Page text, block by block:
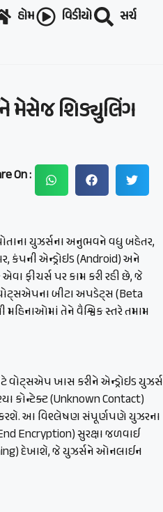
હોમ વિડીયો સર્ચ
મેસેજ શિડ્યુલિંગ
On :
યુઝર્સના અનુભવને વધુ બહેતર,
કંપની એન્ડ્રોઇડ (Android) અને
ફીચર્સ પર કામ કરી રહી છે, જે
બીટા અપડેટ્સ (Beta
તેને વૈશ્વિક સ્તરે તમામ
ખાસ કરીને એન્ડ્રોઇડ યુઝર્સ
કોન્ટેક્ટ (Unknown Contact)
કરશે. આ વિશ્લેષણ સંપૂર્ણપણે યુઝરના
Encryption) સુરક્ષા જળવાઈ
દેખાશે, જે યુઝર્સને ઓનલાઈન